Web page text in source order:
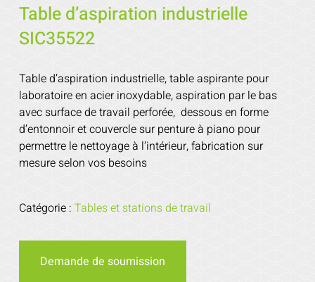
Table d’aspiration industrielle
SIC35522
Table d’aspiration industrielle, table aspirante pour
laboratoire en acier inoxydable, aspiration par le bas
avec surface de travail perforée, dessous en forme
d’entonnoir et couvercle sur penture à piano pour
permettre le nettoyage à l’intérieur, fabrication sur
mesure selon vos besoins
Catégorie : Tables et stations de travail
Demande de soumission